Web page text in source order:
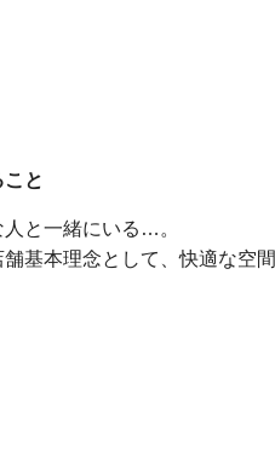
と
と一緒にいる…。
基本理念として、快適な空間